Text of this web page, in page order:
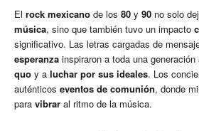
El rock mexicano de los 80 y 90 no solo
música, sino que también tuvo un impacto
significativo. Las letras cargadas de
esperanza inspiraron a toda una
quo y a luchar por sus ideales. Los
auténticos eventos de comunión, donde
para vibrar al ritmo de la música.